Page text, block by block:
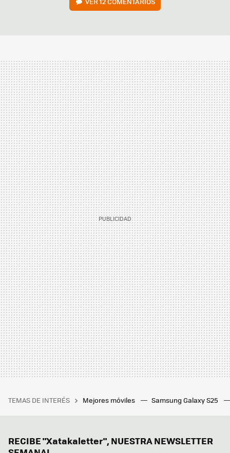
TEMAS DE INTERÉS Mejores móviles Samsung Galaxy S25
RECIBE "Xatakaletter", NUESTRA NEWSLETTER